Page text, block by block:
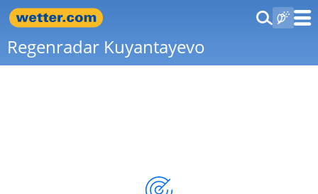
Regenradar Kuyantayevo